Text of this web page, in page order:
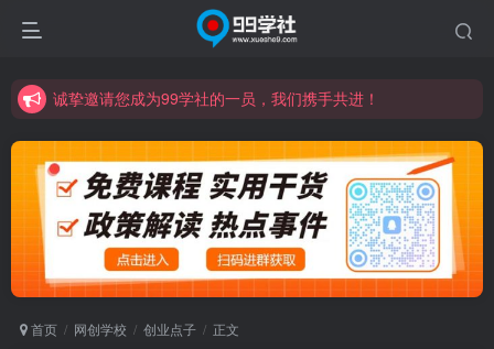
诚挚邀请您成为99学社的一员，我们携手共进！
诚挚邀请您成为99学社的一员，我们携手共进！
学习路上不孤独，99学社与你同行！分享全网优质VIP资源，炒股教程、创业教程、网络营销教程、自媒体短视频教程等，长期更新各大精品创业项目！
首页 网创学校 创业点子 正文